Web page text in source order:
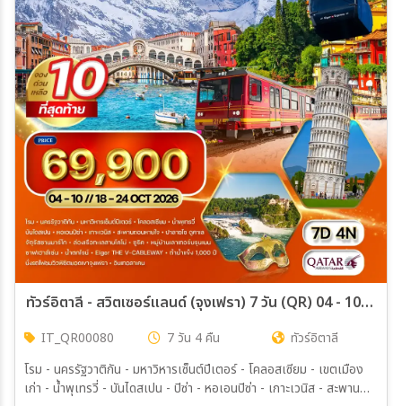
ทัวร์อิตาลี - สวิตเซอร์แลนด์ (จุงเฟรา) 7 วัน (QR) 04 - 10 // 18 - 24 OCT 26
IT_QR00080 7 วัน 4 คืน
ทัวร์อิตาลี
โรม - นครรัฐวาติกัน - มหาวิหารเซ็นต์ปีเตอร์ - โคลอสเซียม - เขตเมือง
เก่า - น้ำพุเทรวี่ - บันไดสเปน - ปิซ่า - หอเอนปิซ่า - เกาะเวนิส - สะพาน